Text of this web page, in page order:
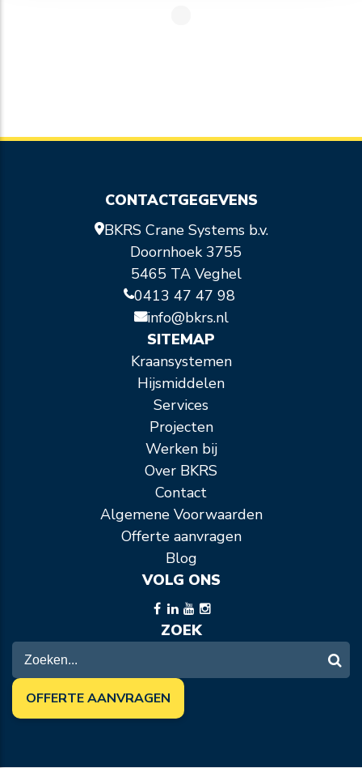
CONTACTGEGEVENS
BKRS Crane Systems b.v.
Doornhoek 3755
5465 TA Veghel
0413 47 47 98
info@bkrs.nl
SITEMAP
Kraansystemen
Hijsmiddelen
Services
Projecten
Werken bij
Over BKRS
Contact
Algemene Voorwaarden
Offerte aanvragen
Blog
VOLG ONS
ZOEK
OFFERTE AANVRAGEN